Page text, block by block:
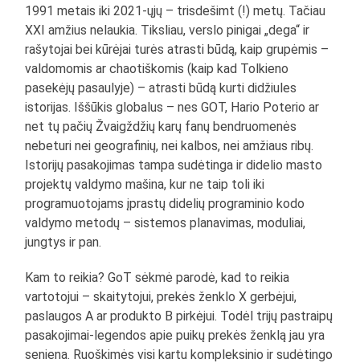
1991 metais iki 2021-ųjų – trisdešimt (!) metų. Tačiau
XXI amžius nelaukia. Tiksliau, verslo pinigai „dega“ ir
rašytojai bei kūrėjai turės atrasti būdą, kaip grupėmis –
valdomomis ar chaotiškomis (kaip kad Tolkieno
pasekėjų pasaulyje) – atrasti būdą kurti didžiules
istorijas. Iššūkis globalus – nes GOT, Hario Poterio ar
net tų pačių Žvaigždžių karų fanų bendruomenės
nebeturi nei geografinių, nei kalbos, nei amžiaus ribų.
Istorijų pasakojimas tampa sudėtinga ir didelio masto
projektų valdymo mašina, kur ne taip toli iki
programuotojams įprastų didelių programinio kodo
valdymo metodų – sistemos planavimas, moduliai,
jungtys ir pan.
Kam to reikia? GoT sėkmė parodė, kad to reikia
vartotojui – skaitytojui, prekės ženklo X gerbėjui,
paslaugos A ar produkto B pirkėjui. Todėl trijų pastraipų
pasakojimai-legendos apie puikų prekės ženklą jau yra
seniena. Ruoškimės visi kartu kompleksinio ir sudėtingo